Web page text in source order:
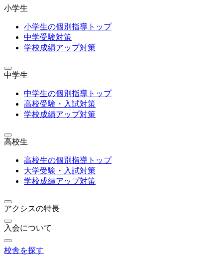
小学生
小学生の個別指導トップ
中学受験対策
学校成績アップ対策
中学生
中学生の個別指導トップ
高校受験・入試対策
学校成績アップ対策
高校生
高校生の個別指導トップ
大学受験・入試対策
学校成績アップ対策
アクシスの特長
入会について
校舎を探す